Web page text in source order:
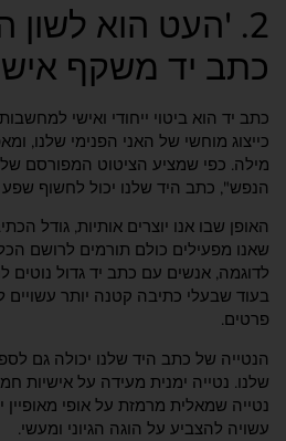
2. 'העט הוא לשון
כתב יד משקף
כתב יד הוא ביטוי ייחודי ואישי
כייצוג מוחשי של האני הפנימי שלנו,
מילה. כפי שמציע הציטוט המפורסם
הנפש", כתב היד שלנו יכול לחשוף
האופן שבו אנו יוצרים אותיות, גודל
שאנו מפעילים כולם תורמים לרושם
לדוגמה, אנשים עם כתב יד גדול נוטים
בעוד שבעלי כתיבה קטנה יותר עשויים
פרטים.
הנטייה של כתב היד שלנו יכולה גם
שלנו. נטייה ימנית מעידה על אישיות
נטייה שמאלית מרמזת על אופי מאופיין
עשויה להצביע על הוגה הגיוני ומעשי.